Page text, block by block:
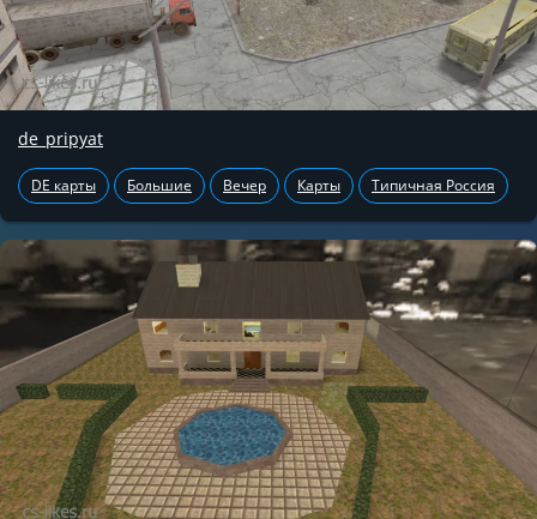
de_pripyat
DE карты Большие Вечер Карты Типичная Россия